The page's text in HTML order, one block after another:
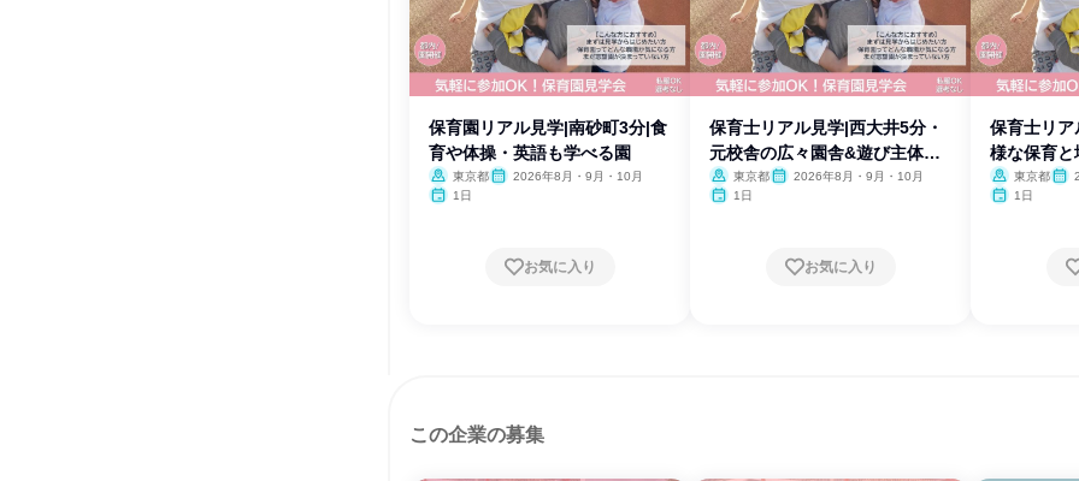
保育園リアル見学|南砂町3分|食
育や体操・英語も学べる園
東京都
2026年8月・9月・10月
1日
お気に入り
保育士リアル見学|西大井5分・
元校舎の広々園舎&遊び主体の
園 東京都
2026年8月・9月・10月
1日
お気に入り
保育士リ
様な保育と
東京都
1日
この企業の募集